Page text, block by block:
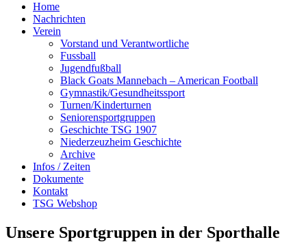
Home
Nachrichten
Verein
Vorstand und Verantwortliche
Fussball
Jugendfußball
Black Goats Mannebach – American Football
Gymnastik/Gesundheitssport
Turnen/Kinderturnen
Seniorensportgruppen
Geschichte TSG 1907
Niederzeuzheim Geschichte
Archive
Infos / Zeiten
Dokumente
Kontakt
TSG Webshop
Unsere Sportgruppen in der Sporthalle